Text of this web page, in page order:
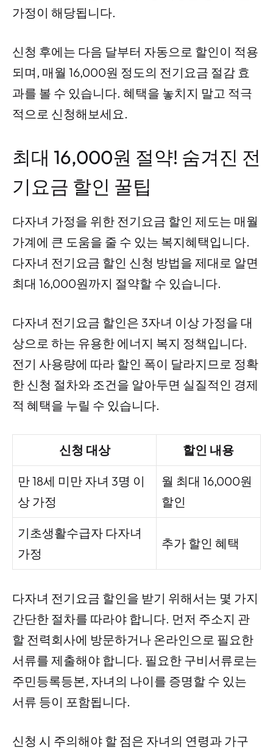
가정이 해당됩니다.
신청 후에는 다음 달부터 자동으로 할인이 적용
되며, 매월 16,000원 정도의 전기요금 절감 효
과를 볼 수 있습니다. 혜택을 놓치지 말고 적극
적으로 신청해보세요.
최대 16,000원 절약! 숨겨진 전
기요금 할인 꿀팁
다자녀 가정을 위한 전기요금 할인 제도는 매월
가계에 큰 도움을 줄 수 있는 복지혜택입니다.
다자녀 전기요금 할인 신청 방법을 제대로 알면
최대 16,000원까지 절약할 수 있습니다.
다자녀 전기요금 할인은 3자녀 이상 가정을 대
상으로 하는 유용한 에너지 복지 정책입니다.
전기 사용량에 따라 할인 폭이 달라지므로 정확
한 신청 절차와 조건을 알아두면 실질적인 경제
적 혜택을 누릴 수 있습니다.
신청 대상 할인 내용
만 18세 미만 자녀 3명 이
상 가정
월 최대 16,000원
할인
기초생활수급자 다자녀
가정
추가 할인 혜택
다자녀 전기요금 할인을 받기 위해서는 몇 가지
간단한 절차를 따라야 합니다. 먼저 주소지 관
할 전력회사에 방문하거나 온라인으로 필요한
서류를 제출해야 합니다. 필요한 구비서류로는
주민등록등본, 자녀의 나이를 증명할 수 있는
서류 등이 포함됩니다.
신청 시 주의해야 할 점은 자녀의 연령과 가구